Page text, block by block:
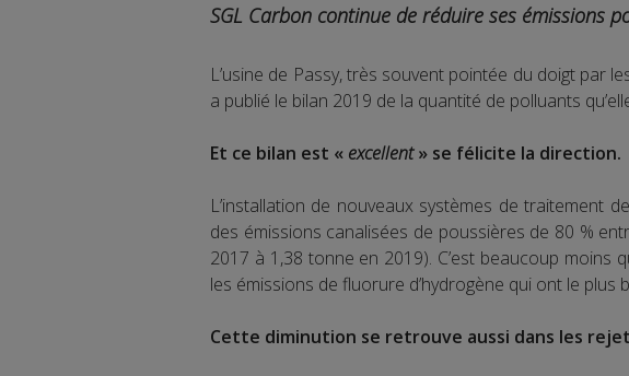
SGL Carbon continue de réduire ses émissions
L’usine de Passy, très souvent pointée du doigt par
a publié le bilan 2019 de la quantité de polluants
Et ce bilan est « excellent» se félicite la direction.
L’installation de nouveaux systèmes de traitement
des émissions canalisées de poussières de 80 %
2017 à 1,38 tonne en 2019). C’est beaucoup moins
les émissions de fluorure d’hydrogène qui ont le plus
Cette diminution se retrouve aussi dans les